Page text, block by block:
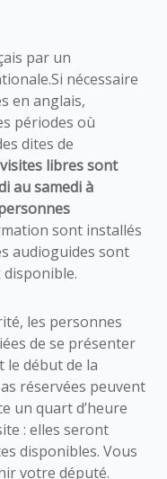
par un
nécessaire
en anglais,
périodes où
dites de
libres sont
au samedi à
sont installés
audioguides sont
les personnes
de se présenter
le début de la
réservées peuvent
un quart d’heure
: elles seront
disponibles. Vous
votre député.